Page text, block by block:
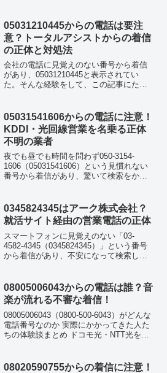
んな電話なのか、どう対処すればいいの
かをまとめてみ...
05031210445からの電話は要注
意？トータルアシストからの着信
の正体と対処法
会社の電話に見覚えのない番号から着信
があり、05031210445と表示されてい
た。そんな経験をして、この記事にたど
てくる知らない番号は、それだけで身構
えてしまうものです...
05031541606からの電話に注意！
KDDI・光回線営業を名乗る正体
不明の業者
夜でも昼でも時間を問わず050-3154-
1606（05031541606）という見慣れない
番号から着信があり、驚いて検索をかけ
返し電話がかかってくるという報告も目
立っ...
0345824345はアーク株式会社？
就活サイト経由の営業電話の正体
スマートフォンに見覚えのない「03-
4582-4345（0345824345）」という番号
から着信があり、不安になって検索した
かってくるという声が目立っています。
この記...
08005006043からの電話は誰？音
楽が流れる不審な着信！
08005006043（0800-500-6043）がどんな
電話番号なのか 実際にかかってきた人た
ちの体験談まとめ ドコモ光・NTT光を名
度とかけさせないための具体...
08020590755からの着信に注意！